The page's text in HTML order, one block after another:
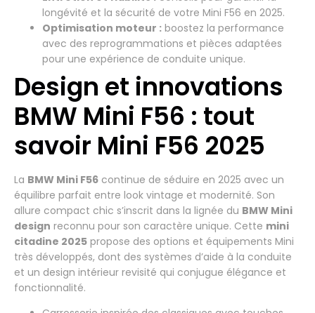
longévité et la sécurité de votre Mini F56 en 2025.
Optimisation moteur : boostez la performance
avec des reprogrammations et pièces adaptées
pour une expérience de conduite unique.
Design et innovations
BMW Mini F56 : tout
savoir Mini F56 2025
La BMW Mini F56 continue de séduire en 2025 avec un
équilibre parfait entre look vintage et modernité. Son
allure compact chic s’inscrit dans la lignée du BMW Mini
design reconnu pour son caractère unique. Cette mini
citadine 2025 propose des options et équipements Mini
très développés, dont des systèmes d’aide à la conduite
et un design intérieur revisité qui conjugue élégance et
fonctionnalité.